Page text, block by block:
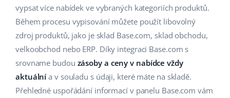
Správa přepravy
Automatizace procesů
Base Connect
AI pro e-commerce
Base Analytics
Domov a zahrada
Výrobky pro děti
Elektronika
Automobilové díly
Podpora
Akademie
Kalendář webinářů a eventů
english (GB)
english (IN)
čeština
vypsat více nabídek ve vybraných kategoriích produktů.
Během procesu vypisování můžete použít libovolný
zdroj produktů, jako je sklad Base.com, sklad obchodu,
velkoobchod nebo ERP. Díky integraci Base.com s
srovname budou zásoby a ceny v nabídce vždy
aktuálnía v souladu s údaji, které máte na skladě.
Přehledné uspořádání informací v panelu Base.com vám